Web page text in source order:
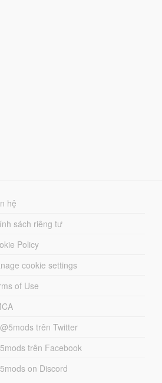
hệ
sách riêng tư
Policy
cookie settings
of Use
@5mods trên Twitter
5mods trên Facebook
5mods on Discord